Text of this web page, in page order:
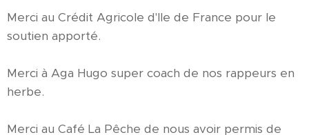
Merci au Crédit Agricole d'Ile de France pour le
soutien apporté.
Merci à Aga Hugo super coach de nos rappeurs en
herbe.
Merci au Café La Pêche de nous avoir permis de